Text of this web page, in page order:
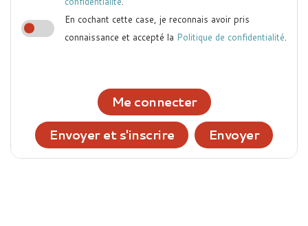
En cochant cette case, je reconnais avoir pris
connaissance et accepté la Politique de confidentialité.
Me connecter
Envoyer et s'inscrire
Envoyer